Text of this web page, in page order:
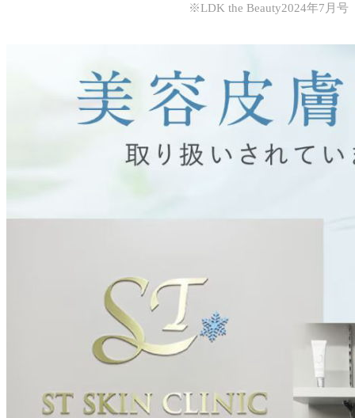
※LDK the Beauty2024年7月号